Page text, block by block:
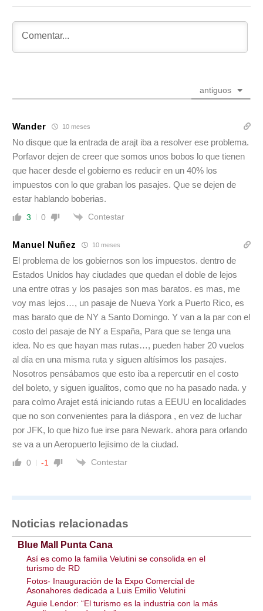
antiguos
Wander 10 meses
No disque que la entrada de arajt iba a resolver ese problema.
Porfavor dejen de creer que somos unos bobos lo que tienen
que hacer desde el gobierno es reducir en un 40% los
impuestos con lo que graban los pasajes. Que se dejen de
estar hablando boberias.
3 0 Contestar
Manuel Nuñez 10 meses
El problema de los gobiernos son los impuestos. dentro de
Estados Unidos hay ciudades que quedan el doble de lejos
una entre otras y los pasajes son mas baratos. es mas, me
voy mas lejos…, un pasaje de Nueva York a Puerto Rico, es
mas barato que de NY a Santo Domingo. Y van a la par con el
costo del pasaje de NY a España, Para que se tenga una
idea. No es que hayan mas rutas…, pueden haber 20 vuelos
al día en una misma ruta y siguen altísimos los pasajes.
Nosotros pensábamos que esto iba a repercutir en el costo
del boleto, y siguen igualitos, como que no ha pasado nada. y
para colmo Arajet está iniciando rutas a EEUU en localidades
que no son convenientes para la diáspora , en vez de luchar
por JFK, lo que hizo fue irse para Newark. ahora para orlando
se va a un Aeropuerto lejísimo de la ciudad.
0 -1 Contestar
Noticias relacionadas
Blue Mall Punta Cana
Así es como la familia Velutini se consolida en el
turismo de RD
Fotos- Inauguración de la Expo Comercial de
Asonahores dedicada a Luis Emilio Velutini
Aguie Lendor: “El turismo es la industria con la más